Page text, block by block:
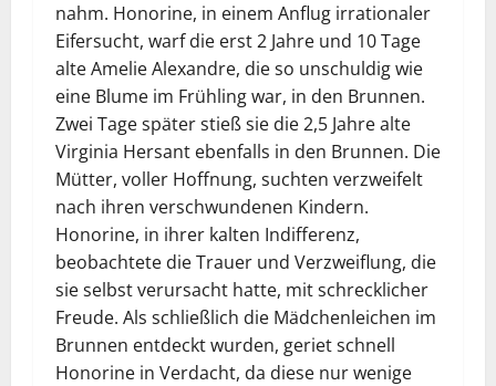
nahm. Honorine, in einem Anflug irrationaler
Eifersucht, warf die erst 2 Jahre und 10 Tage
alte Amelie Alexandre, die so unschuldig wie
eine Blume im Frühling war, in den Brunnen.
Zwei Tage später stieß sie die 2,5 Jahre alte
Virginia Hersant ebenfalls in den Brunnen. Die
Mütter, voller Hoffnung, suchten verzweifelt
nach ihren verschwundenen Kindern.
Honorine, in ihrer kalten Indifferenz,
beobachtete die Trauer und Verzweiflung, die
sie selbst verursacht hatte, mit schrecklicher
Freude. Als schließlich die Mädchenleichen im
Brunnen entdeckt wurden, geriet schnell
Honorine in Verdacht, da diese nur wenige